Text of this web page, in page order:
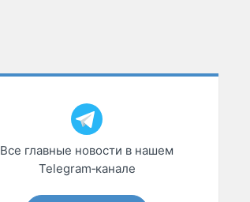
Все главные новости в нашем
Telegram‑канале